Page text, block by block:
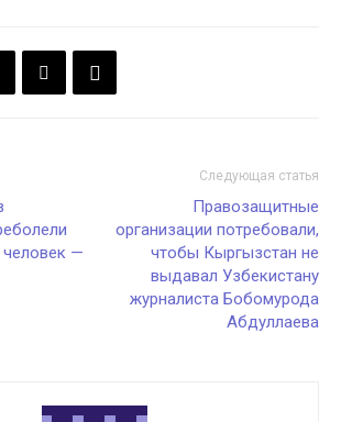
—
Следующая статья
Правозащитные
организации потребовали,
чтобы Кыргызстан не
выдавал Узбекистану
журналиста Бобомурода
Абдуллаева